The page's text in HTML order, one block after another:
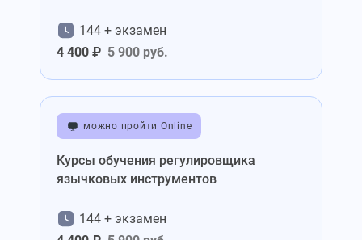
144 + экзамен
4 400 ₽ 5 900 руб.
можно пройти Online
Курсы обучения регулировщика
язычковых инструментов
144 + экзамен